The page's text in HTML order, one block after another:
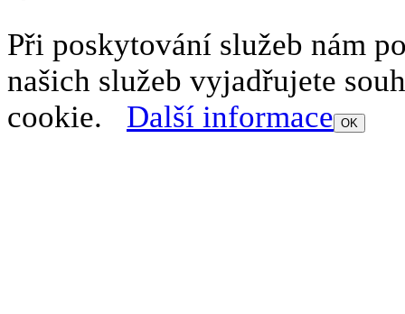
Při poskytování služeb nám
našich služeb vyjadřujete
cookie. Další informace